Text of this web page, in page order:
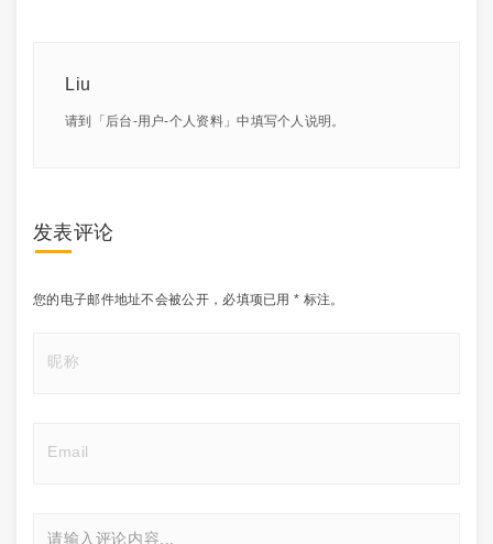
Liu
请到「后台-用户-个人资料」中填写个人说明。
发表评论
您的电子邮件地址不会被公开， 必填项已用* 标注。